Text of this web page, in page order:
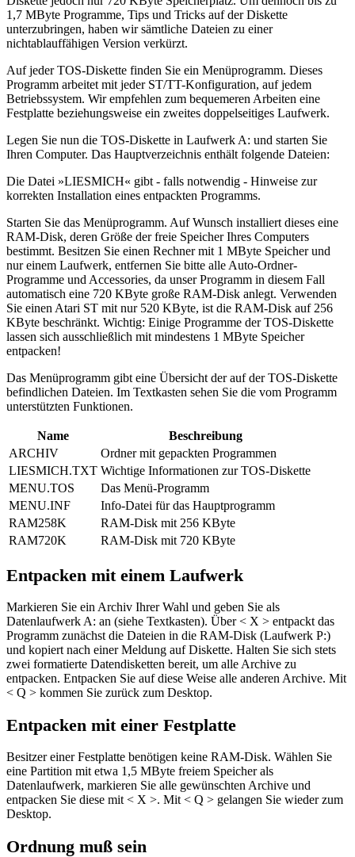
1,7 MByte Programme, Tips und Tricks auf der Diskette
unterzubringen, haben wir sämtliche Dateien zu einer
nichtablauffähigen Version verkürzt.
Auf jeder TOS-Diskette finden Sie ein Menüprogramm. Dieses
Programm arbeitet mit jeder ST/TT-Konfiguration, auf jedem
Betriebssystem. Wir empfehlen zum bequemeren Arbeiten eine
Festplatte beziehungsweise ein zweites doppelseitiges Laufwerk.
Legen Sie nun die TOS-Diskette in Laufwerk A: und starten Sie
Ihren Computer. Das Hauptverzeichnis enthält folgende Dateien:
Die Datei »LIESMICH« gibt - falls notwendig - Hinweise zur
korrekten Installation eines entpackten Programms.
Starten Sie das Menüprogramm. Auf Wunsch installiert dieses eine
RAM-Disk, deren Größe der freie Speicher Ihres Computers
bestimmt. Besitzen Sie einen Rechner mit 1 MByte Speicher und
nur einem Laufwerk, entfernen Sie bitte alle Auto-Ordner-
Programme und Accessories, da unser Programm in diesem Fall
automatisch eine 720 KByte große RAM-Disk anlegt. Verwenden
Sie einen Atari ST mit nur 520 KByte, ist die RAM-Disk auf 256
KByte beschränkt. Wichtig: Einige Programme der TOS-Diskette
lassen sich ausschließlich mit mindestens 1 MByte Speicher
entpacken!
Das Menüprogramm gibt eine Übersicht der auf der TOS-Diskette
befindlichen Dateien. Im Textkasten sehen Sie die vom Programm
unterstützten Funktionen.
Name
Beschreibung
ARCHIV
Ordner mit gepackten Programmen
LIESMICH.TXT Wichtige Informationen zur TOS-Diskette
MENU.TOS
Das Menü-Programm
MENU.INF
Info-Datei für das Hauptprogramm
RAM258K
RAM-Disk mit 256 KByte
RAM720K
RAM-Disk mit 720 KByte
Entpacken mit einem Laufwerk
Markieren Sie ein Archiv Ihrer Wahl und geben Sie als
Datenlaufwerk A: an (siehe Textkasten). Über < X > entpackt das
Programm zunächst die Dateien in die RAM-Disk (Laufwerk P:)
und kopiert nach einer Meldung auf Diskette. Halten Sie sich stets
zwei formatierte Datendisketten bereit, um alle Archive zu
entpacken. Entpacken Sie auf diese Weise alle anderen Archive. Mit
< Q > kommen Sie zurück zum Desktop.
Entpacken mit einer Festplatte
Besitzer einer Festplatte benötigen keine RAM-Disk. Wählen Sie
eine Partition mit etwa 1,5 MByte freiem Speicher als
Datenlaufwerk, markieren Sie alle gewünschten Archive und
entpacken Sie diese mit < X >. Mit < Q > gelangen Sie wieder zum
Desktop.
Ordnung muß sein